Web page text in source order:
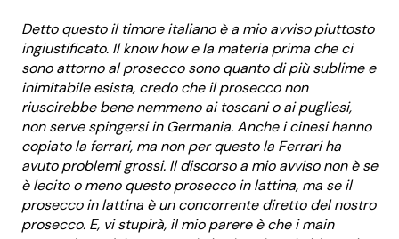
Detto questo il timore italiano è a mio avviso piuttosto
ingiustificato. Il know how e la materia prima che ci
sono attorno al prosecco sono quanto di più sublime e
inimitabile esista, credo che il prosecco non
riuscirebbe bene nemmeno ai toscani o ai pugliesi,
non serve spingersi in Germania. Anche i cinesi hanno
copiato la ferrari, ma non per questo la Ferrari ha
avuto problemi grossi. Il discorso a mio avviso non è se
è lecito o meno questo prosecco in lattina, ma se il
prosecco in lattina è un concorrente diretto del nostro
prosecco. E, vi stupirà, il mio parere è che i main